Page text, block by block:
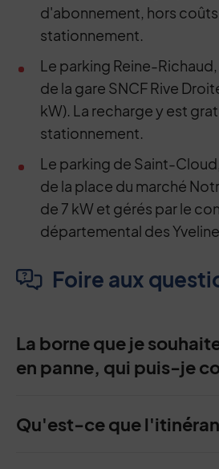
d'abonnement, hors
stationnement.
Le parking Reine-
de la gare SNCF Rive
kW). La recharge y est
stationnement.
Le parking de Saint-
de la place du marché
de 7 kW et gérés par le
départemental des
Foire aux
La borne que je
en panne, qui puis-je
Qu'est-ce que